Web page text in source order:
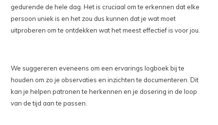
gedurende de hele dag. Het is cruciaal om te erkennen dat elke
persoon uniek is en het zou dus kunnen dat je wat moet
uitproberen om te ontdekken wat het meest effectief is voor jou.
We suggereren eveneens om een ervarings logboek bij te
houden om zo je observaties en inzichten te documenteren. Dit
kan je helpen patronen te herkennen en je dosering in de loop
van de tijd aan te passen.